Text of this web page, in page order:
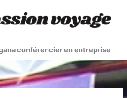
conférencier en entreprise